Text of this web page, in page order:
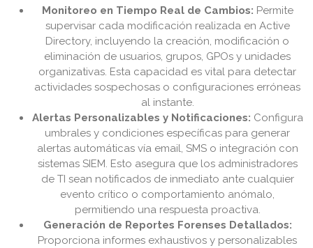
Monitoreo en Tiempo Real de Cambios: Permite
supervisar cada modificación realizada en Active
Directory, incluyendo la creación, modificación o
eliminación de usuarios, grupos, GPOs y unidades
organizativas. Esta capacidad es vital para detectar
actividades sospechosas o configuraciones erróneas
al instante.
Alertas Personalizables y Notificaciones: Configura
umbrales y condiciones específicas para generar
alertas automáticas vía email, SMS o integración con
sistemas SIEM. Esto asegura que los administradores
de TI sean notificados de inmediato ante cualquier
evento crítico o comportamiento anómalo,
permitiendo una respuesta proactiva.
Generación de Reportes Forenses Detallados:
Proporciona informes exhaustivos y personalizables